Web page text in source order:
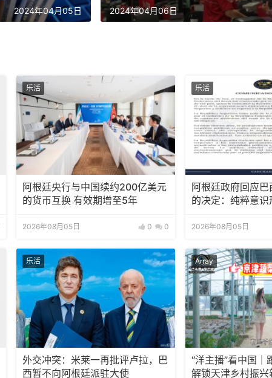
2024年04月05日 2024年04月06日
乐活
阿根廷央行与中国续约200亿美元
的货币互换 有效期增至5年
2026年08月05日 0 0
乐活
阿根廷政府回应
的决定：纯粹意识
2026年08月05日
乐活
外交冲突：米莱一再批评卢拉，巴
西暂不向阿根廷派驻大使
Array
“洋主播”看中国｜
解锁天津乡村振兴